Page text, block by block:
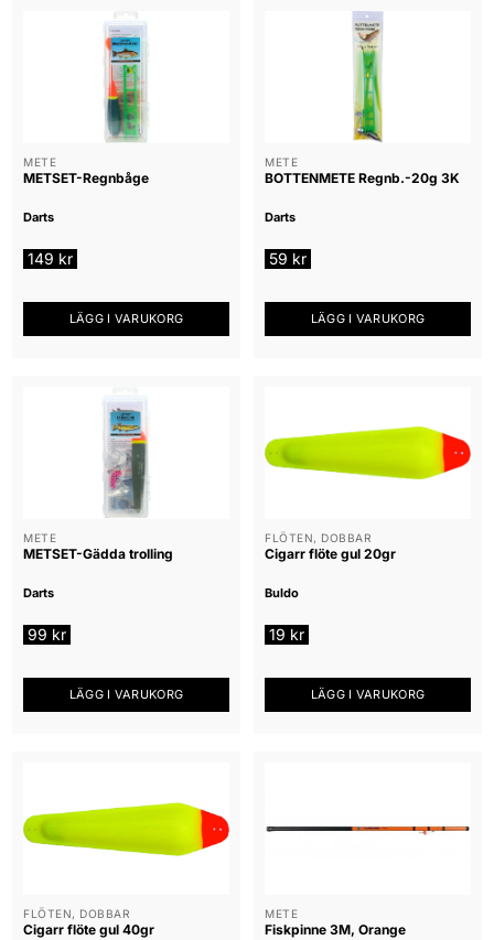
METE
METSET-Regnbåge
Darts
149 kr
LÄGG I VARUKORG
METE
BOTTENMETE Regnb.-20g 3K
Darts
59 kr
LÄGG I VARUKORG
METE
METSET-Gädda trolling
Darts
99 kr
LÄGG I VARUKORG
FLÖTEN, DOBBAR
Cigarr flöte gul 20gr
Buldo
19 kr
LÄGG I VARUKORG
FLÖTEN, DOBBAR
Cigarr flöte gul 40gr
METE
Fiskpinne 3M, Orange